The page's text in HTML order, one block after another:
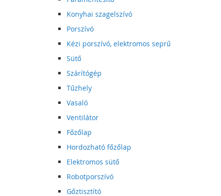
Konyhai szagelszívó
Porszívó
Kézi porszívó, elektromos seprű
Sütő
Szárítógép
Tűzhely
Vasaló
Ventilátor
Főzőlap
Hordozható főzőlap
Elektromos sütő
Robotporszívó
Gőztisztító